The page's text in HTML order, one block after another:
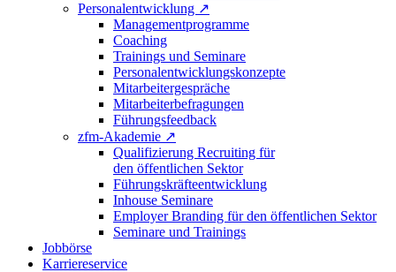
Personalentwicklung ↗
Managementprogramme
Coaching
Trainings und Seminare
Personalentwicklungskonzepte
Mitarbeitergespräche
Mitarbeiterbefragungen
Führungsfeedback
zfm-Akademie ↗
Qualifizierung Recruiting für
den öffentlichen Sektor
Führungskräfteentwicklung
Inhouse Seminare
Employer Branding für den öffentlichen Sektor
Seminare und Trainings
Jobbörse
Karriereservice